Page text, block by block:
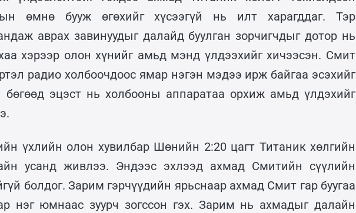
өмнө бууж өгөхийг хүсээгүй нь илт харагддаг. Тэр
аврах завинуудыг далайд буулган зорчигчдыг дотор нь
хэрээр олон хүнийг амьд мэнд үлдээхийг хичээсэн. Смит
радио холбоочдоос ямар нэгэн мэдээ ирж байгаа эсэхийг
бөгөөд эцэст нь холбооны аппаратаа орхиж амьд үлдэхийг
үхлийн олон хувилбар Шөнийн 2:20 цагт Титаник хөлгийн
усанд живлээ. Эндээс эхлээд ахмад Смитийн сүүлийн
болдог. Зарим гэрчүүдийн ярьснаар ахмад Смит гар буугаа
нэг юмнаас зуурч зогссон гэх. Зарим нь ахмадыг далайн